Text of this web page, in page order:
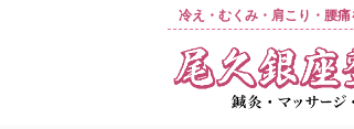
冷え・むくみ・肩こり・腰